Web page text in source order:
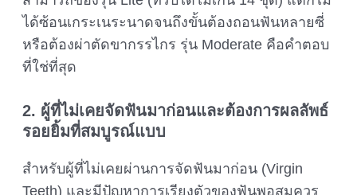
ได้ซ้อนเกระเนระนาดจนถึงขั้นต้องถอนฟันหลายซี่
หรือต้องผ่าตัดขากรรไกร รุ่น Moderate คือคำตอบ
ที่ใช่ที่สุด
2. ผู้ที่ไม่เคยจัดฟันมาก่อนและต้องการผลลัพธ์
รอยยิ้มที่สมบูรณ์แบบ
สำหรับผู้ที่ไม่เคยผ่านการจัดฟันมาก่อน (Virgin
Teeth) และมีปัญหาการเรียงตัวของฟันพอสมควร